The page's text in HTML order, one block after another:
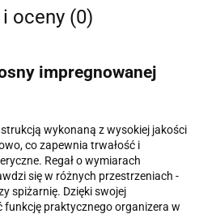
oceny (0)
impregnowanej
wykonaną z wysokiej jakości
co zapewnia trwałość i
Regał o wymiarach
się w różnych przestrzeniach -
spiżarnię. Dzięki swojej
funkcję praktycznego organizera w